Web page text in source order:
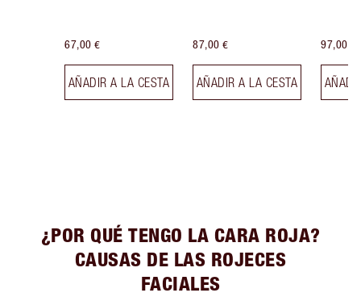
67,00 €
AÑADIR A LA CESTA
87,00 €
AÑADIR A LA CESTA
97,00 €
¿POR QUÉ TENGO LA CARA ROJA?
CAUSAS DE LAS ROJECES
FACIALES